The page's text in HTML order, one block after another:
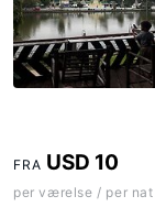
FRA USD 10
per værelse / per nat